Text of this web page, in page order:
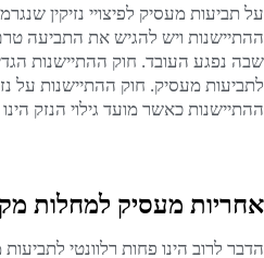
על תביעות מעסיק לפיצויי נזיקין
שבה נפגע העובד. חוק ההתיישנות
לתביעות מעסיק. חוק ההתיישנות על
ההתיישנות כאשר מועד גילוי הנזק
אחריות מעסיק למחלות
הדבר לרוב הינו פחות רלוונטי